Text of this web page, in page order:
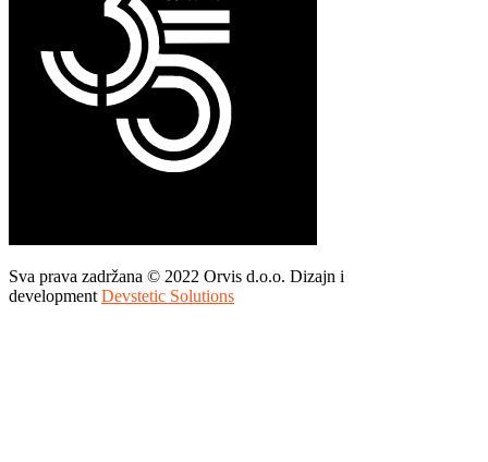
Sva prava zadržana © 2022 Orvis d.o.o. Dizajn i
development Devstetic Solutions